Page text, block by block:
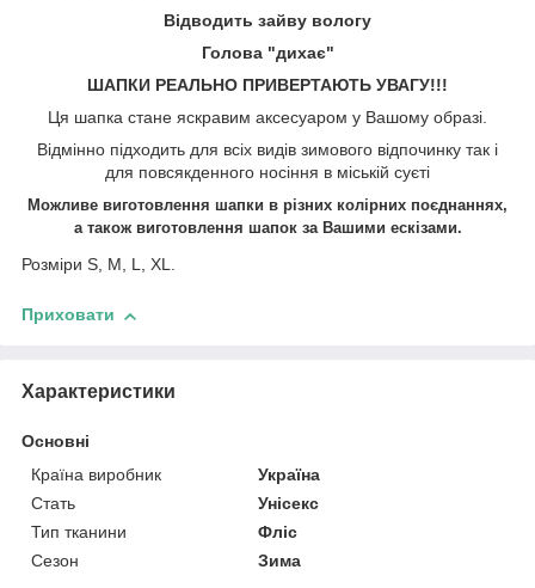
Відводить зайву вологу
Голова "дихає"
ШАПКИ РЕАЛЬНО ПРИВЕРТАЮТЬ УВАГУ!!!
Ця шапка стане яскравим аксесуаром у Вашому образі.
Відмінно підходить для всіх видів зимового відпочинку так і
для повсякденного носіння в міській суєті
Можливе виготовлення шапки в різних колірних поєднаннях,
а також виготовлення шапокза Вашими ескізами.
Розміри S, M, L, XL.
Приховати
Характеристики
Основні
Країна виробник
Україна
Стать
Унісекс
Тип тканини
Фліс
Сезон
Зима